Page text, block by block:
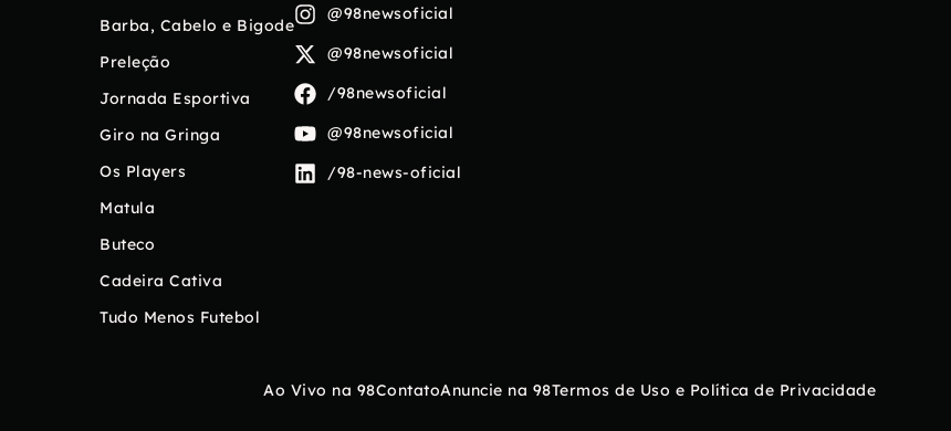
Barba, Cabelo e Bigode
Preleção
Jornada Esportiva
Giro na Gringa
Os Players
Matula
Buteco
Cadeira Cativa
Tudo Menos Futebol
@98newsoficial
@98newsoficial
/98newsoficial
@98newsoficial
/98-news-oficial
Ao Vivo na 98ContatoAnuncie na 98Termos de Uso e Política de Privacidade